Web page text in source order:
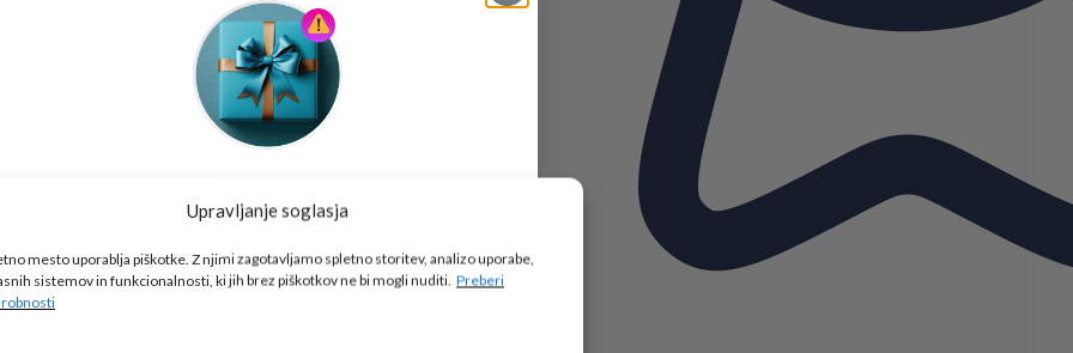
Upravljanje soglasja
mesto uporablja piškotke. Z njimi zagotavljamo spletno storitev, analizo uporabe,
sistemov in funkcionalnosti, ki jih brez piškotkov ne bi mogli nuditi. Preberi
🎁 DARILO
Vpiši podatke za prejem darilain se pridruži